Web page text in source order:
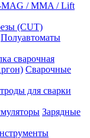
/ MMA / Lift
(CUT)
Полуавтоматы
сварочная
Сварочные
для сварки
Зарядные